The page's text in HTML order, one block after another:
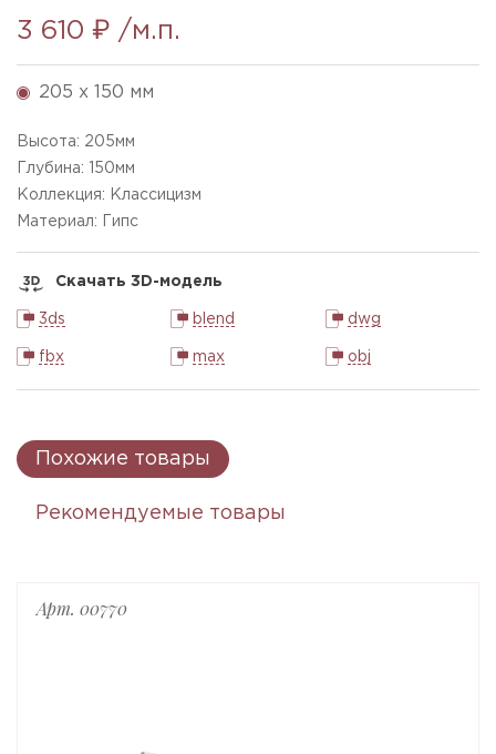
3 610 ₽ /м.п.
205 x 150 мм
Высота: 205мм
Глубина:
150мм
Коллекция: Классицизм
Материал: Гипс
Скачать 3D-модель
3ds blend dwg
fbx max obj
Похожие товары
Рекомендуемые товары
Арт. 00770